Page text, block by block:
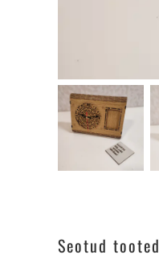
Seotud tooted